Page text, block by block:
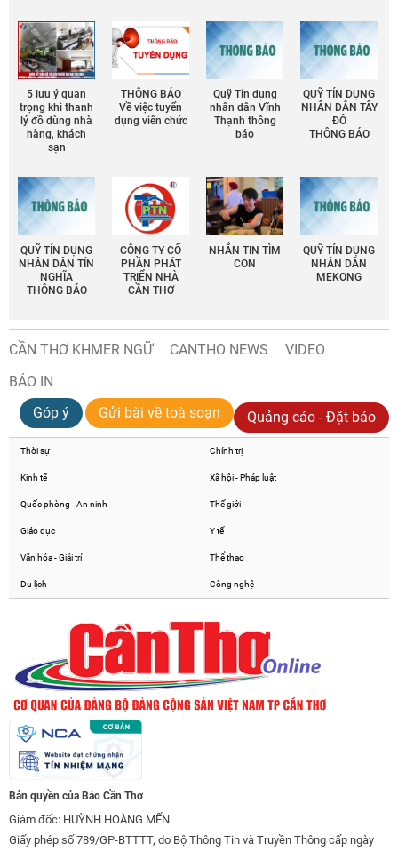
5 lưu ý quan
trọng khi thanh
lý đồ dùng nhà
hàng, khách
sạn
THÔNG BÁO
Về việc tuyển
dụng viên chức
Quỹ Tín dụng
nhân dân Vĩnh
Thạnh thông
báo
QUỸ TÍN DỤNG
NHÂN DÂN TÂY
ĐÔ
THÔNG BÁO
QUỸ TÍN DỤNG
NHÂN DÂN TÍN
NGHĨA
THÔNG BÁO
CÔNG TY CỔ
PHẦN PHÁT
TRIỂN NHÀ
CẦN THƠ
NHẮN TIN TÌM
CON
QUỸ TÍN DỤNG
NHÂN DÂN
MEKONG
CẦN THƠ KHMER NGỮ CANTHO NEWS
VIDEO
BÁO IN
Góp ý
Gửi bài về toà soạn Quảng cáo - Đặt báo
Thời sự Chính trị
Kinh tế Xã hội - Pháp luật
Quốc phòng - An ninh Thế giới
Giáo dục Y tế
Văn hóa - Giải trí Thể thao
Du lịch Công nghệ
Bản quyền của Báo Cần Thơ
Giám đốc: HUỲNH HOÀNG MẾN
Giấy phép số 789/GP-BTTTT, do Bộ Thông Tin và Truyền Thông cấp ngày